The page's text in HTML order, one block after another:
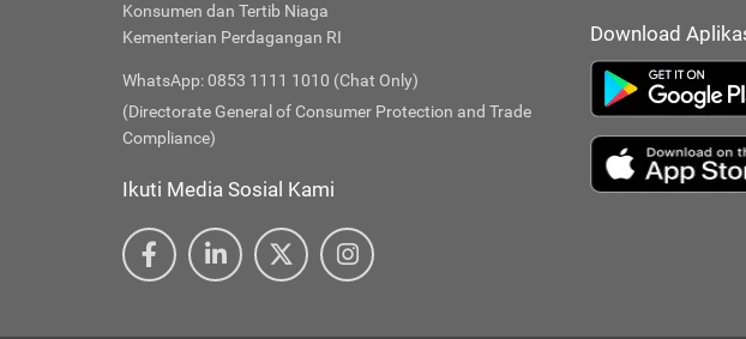
Konsumen dan Tertib Niaga
Kementerian Perdagangan RI
WhatsApp: 0853 1111 1010 (Chat Only)
(Directorate General of Consumer Protection and Trade
Compliance)
Ikuti Media Sosial Kami
Download